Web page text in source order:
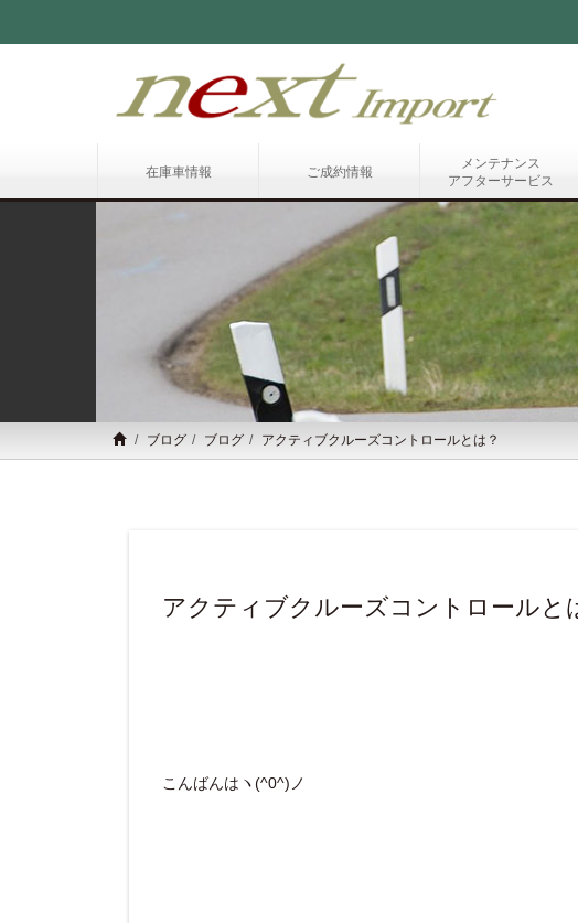
在庫車情報 ご成約情報
メンテナンス
アフターサービス
ブログ ブログ アクティブクルーズコントロールとは？
アクティブクルーズコントロールと
こんばんはヽ(^0^)ノ